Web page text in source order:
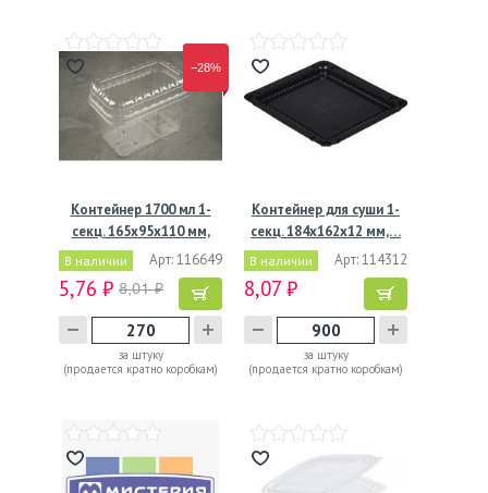
−28%
Контейнер 1700 мл 1-
секц. 165х95х110 мм,
без…
В наличии Арт: 116649
5,76 ₽ 8,01 ₽
за штуку
(продается кратно коробкам)
Контейнер для суши 1-
секц. 184х162х12 мм,…
В наличии Арт: 114312
8,07 ₽
за штуку
(продается кратно коробкам)